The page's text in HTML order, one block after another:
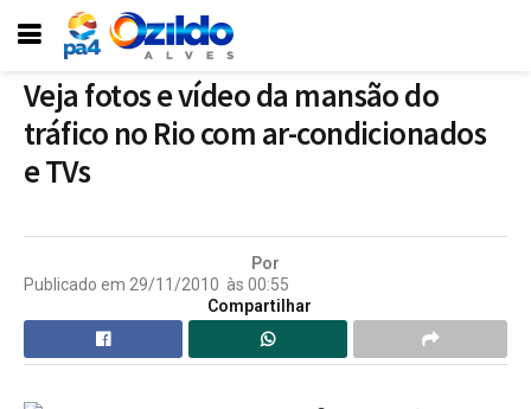
Veja fotos e vídeo da mansão do
tráfico no Rio com ar-condicionados
e TVs
Por
Publicado em 29/11/2010 às 00:55
Compartilhar